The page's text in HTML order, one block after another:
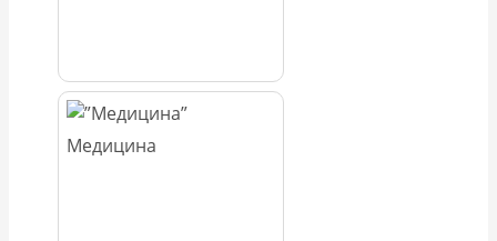
Медицина